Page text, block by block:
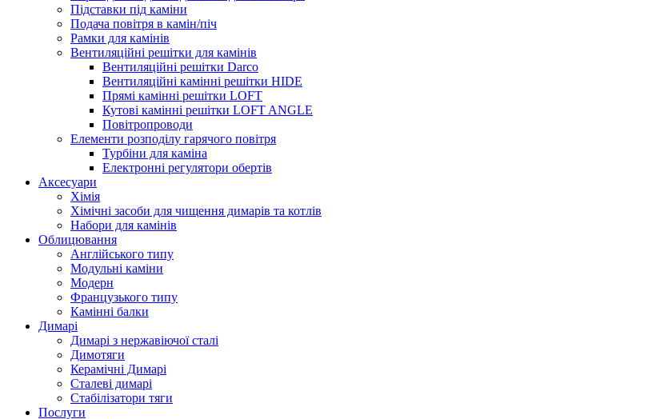
Підставки під каміни
Подача повітря в камін/піч
Рамки для камінів
Вентиляційні решітки для камінів
Вентиляційні решітки Darco
Вентиляційні камінні решітки HIDE
Прямі камінні решітки LOFT
Кутові камінні решітки LOFT ANGLE
Повітропроводи
Елементи розподілу гарячого повітря
Турбіни для каміна
Електронні регулятори обертів
Аксесуари
Хімія
Хімічні засоби для чищення димарів та котлів
Набори для камінів
Облицювання
Англійського типу
Модульні каміни
Модерн
Французького типу
Камінні балки
Димарі
Димарі з нержавіючої сталі
Димотяги
Керамічні Димарі
Сталеві димарі
Стабілізатори тяги
Послуги